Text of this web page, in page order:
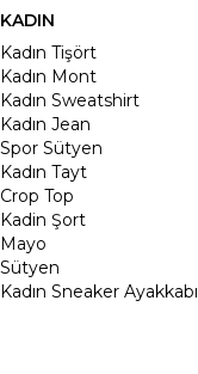
KADIN
Kadın Tişört
Kadın Mont
Kadın Sweatshirt
Kadın Jean
Spor Sütyen
Kadın Tayt
Crop Top
Kadin Şort
Mayo
Sütyen
Kadın Sneaker Ayakkabı